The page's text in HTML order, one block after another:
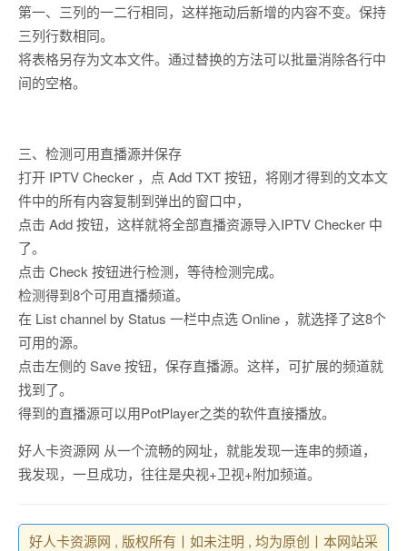
第一、三列的一二行相同，这样拖动后新增的内容不变。保持
三列行数相同。
将表格另存为文本文件。通过替换的方法可以批量消除各行中
间的空格。
三、检测可用直播源并保存
打开 IPTV Checker ，点 Add TXT 按钮，将刚才得到的文本文
件中的所有内容复制到弹出的窗口中，
点击 Add 按钮，这样就将全部直播资源导入IPTV Checker 中
了。
点击 Check 按钮进行检测，等待检测完成。
检测得到8个可用直播频道。
在 List channel by Status 一栏中点选 Online ，就选择了这8个
可用的源。
点击左侧的 Save 按钮，保存直播源。这样，可扩展的频道就
找到了。
得到的直播源可以用PotPlayer之类的软件直接播放。
好人卡资源网 从一个流畅的网址，就能发现一连串的频道，
我发现，一旦成功，往往是央视+卫视+附加频道。
好人卡资源网 , 版权所有丨如未注明 , 均为原创丨本网站采